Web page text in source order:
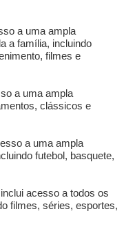
a uma ampla
a família, incluindo
filmes e
a uma ampla
clássicos e
a uma ampla
futebol, basquete,
acesso a todos os
filmes, séries, esportes,